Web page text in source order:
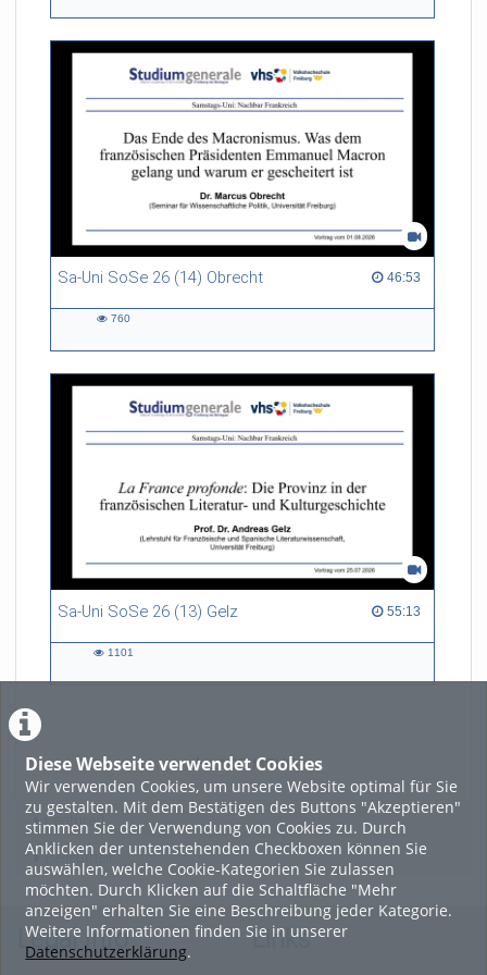
Diese Webseite verwendet Cookies
Wir verwenden Cookies, um unsere Website optimal für Sie
zu gestalten. Mit dem Bestätigen des Buttons "Akzeptieren"
stimmen Sie der Verwendung von Cookies zu. Durch
Anklicken der untenstehenden Checkboxen können Sie
auswählen, welche Cookie-Kategorien Sie zulassen
möchten. Durch Klicken auf die Schaltfläche "Mehr
anzeigen" erhalten Sie eine Beschreibung jeder Kategorie.
Weitere Informationen finden Sie in unserer
Datenschutzerklärung.
Sa-Uni SoSe 26 (14) Obrecht 46:53
46:53 duration
760
Sa-Uni SoSe 26 (13) Gelz 55:13
55:13 duration
1101
LADE MEHR
Featured
Beliebtheit
Legal Info Links